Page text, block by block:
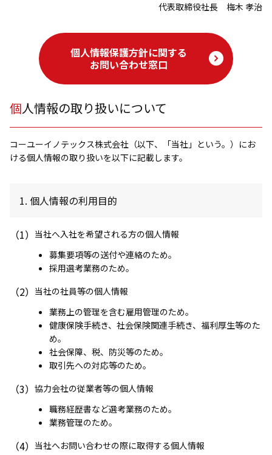
代表取締役社長 梅木 孝治
個人情報保護方針に関する
お問い合わせ窓口
個人情報の取り扱いについて
コーユーイノテックス株式会社（以下、「当社」という。）にお
ける個人情報の取り扱いを以下に記載します。
1. 個人情報の利用目的
（1） 当社へ入社を希望される方の個人情報
募集要項等の送付や連絡のため。
採用選考業務のため。
（2） 当社の社員等の個人情報
業務上の管理を含む雇用管理のため。
健康保険手続き、社会保険関連手続き、福利厚生等のた
め。
社会保障、税、防災等のため。
取引先への対応等のため。
（3） 協力会社の従業者等の個人情報
職務経歴書など選考業務のため。
業務管理のため。
（4） 当社へお問い合わせの際に取得する個人情報